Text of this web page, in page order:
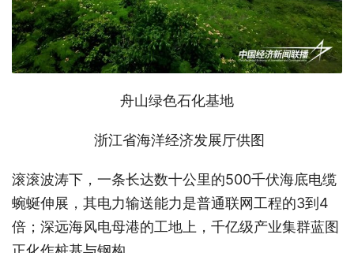
舟山绿色石化基地
浙江省海洋经济发展厅供图
滚滚波涛下，一条长达数十公里的500千伏海底电缆
蜿蜒伸展，其电力输送能力是普通联网工程的3到4
倍；深远海风电母港的工地上，千亿级产业集群蓝图